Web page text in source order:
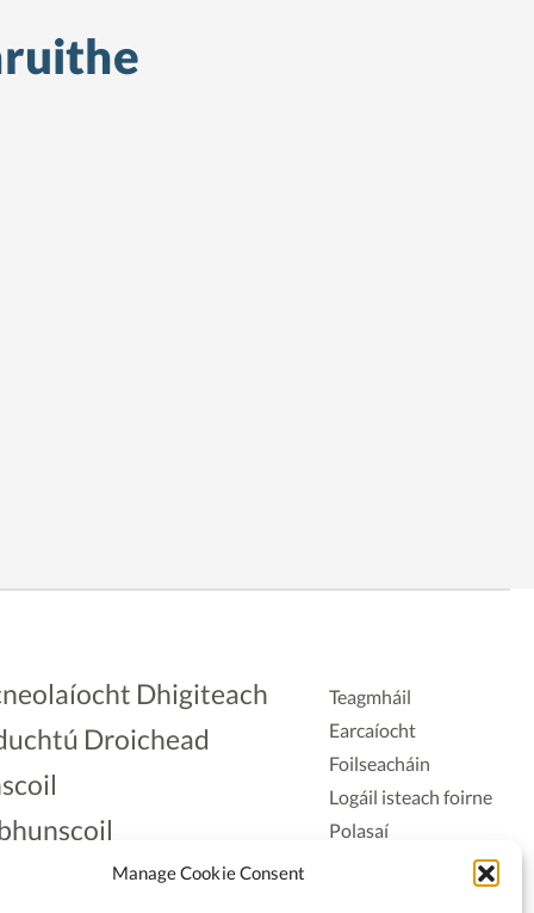
Manage Cookie Consent
Dhigiteach
Droichead
Teagmháil
Earcaíocht
Foilseacháin
Logáil isteach foirne
Polasaí